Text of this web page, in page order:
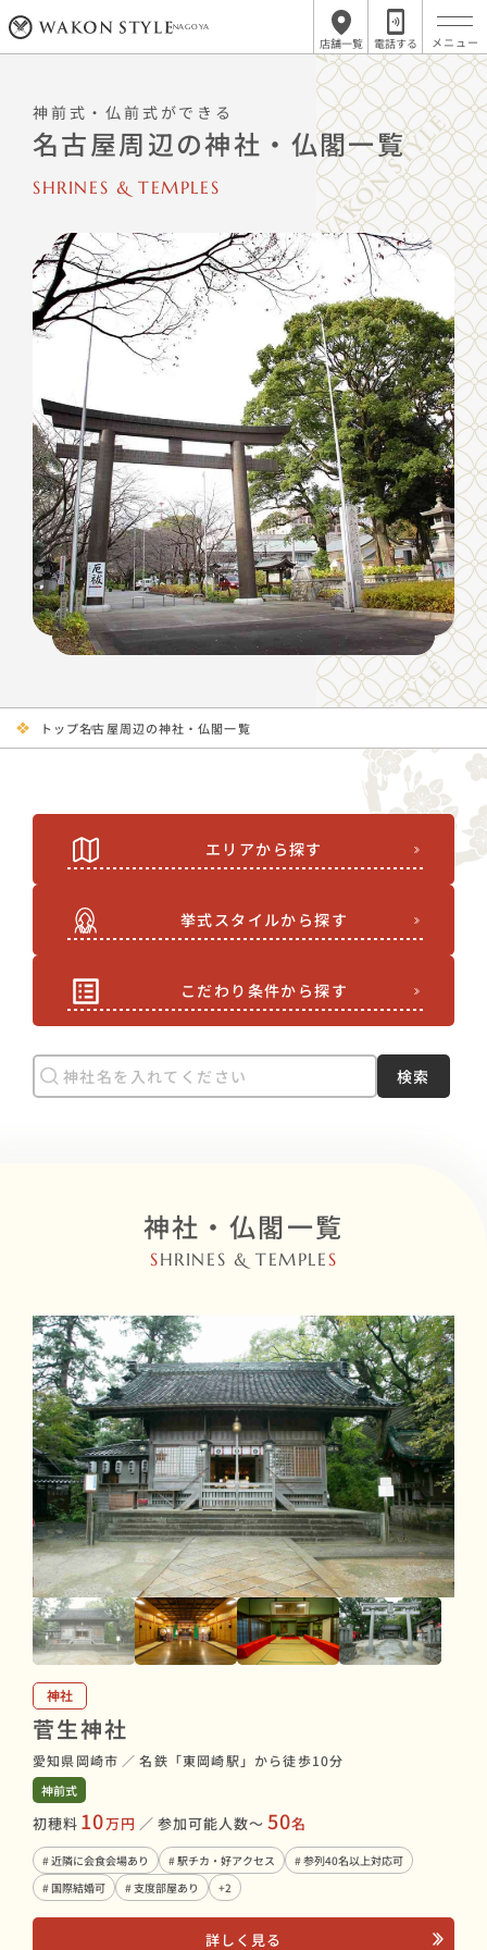
NAGOYA
店舗一覧 電話する
神前式・仏前式ができる
名古屋周辺の神社・仏閣一覧
SHRINES & TEMPLES
トップ名古屋周辺の神社・仏閣一覧
エリアから探す
挙式スタイルから探す
こだわり条件から探す
検索
神社・仏閣一覧
SHRINES & TEMPLE S
神社
菅生神社
愛知県岡崎市 ／ 名鉄「東岡崎駅」から徒歩10分
神前式
初穂料 10万円 ／ 参加可能人数〜 50名
# 近隣に会食会場あり # 駅チカ・好アクセス
# 参列40名以上対応可
# 国際結婚可
# 支度部屋あり +2
詳しく見る